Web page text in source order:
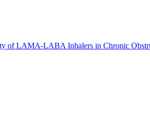
of LAMA-LABA Inhalers in Chronic